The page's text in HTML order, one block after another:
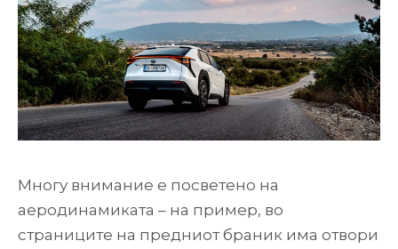
Многу внимание е посветено на
аеродинамиката – на пример, во
страниците на предниот браник има отвори